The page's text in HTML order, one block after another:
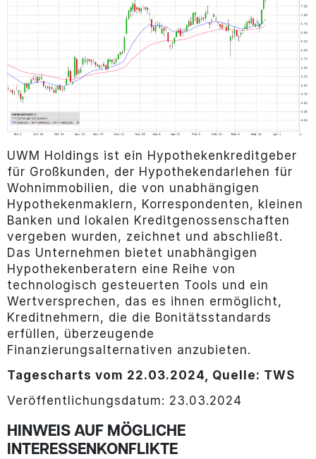
UWM Holdings ist ein Hypothekenkreditgeber
für Großkunden, der Hypothekendarlehen für
Wohnimmobilien, die von unabhängigen
Hypothekenmaklern, Korrespondenten, kleinen
Banken und lokalen Kreditgenossenschaften
vergeben wurden, zeichnet und abschließt.
Das Unternehmen bietet unabhängigen
Hypothekenberatern eine Reihe von
technologisch gesteuerten Tools und ein
Wertversprechen, das es ihnen ermöglicht,
Kreditnehmern, die die Bonitätsstandards
erfüllen, überzeugende
Finanzierungsalternativen anzubieten.
Tagescharts vom 22.03.2024, Quelle: TWS
Veröffentlichungsdatum: 23.03.2024
HINWEIS AUF MÖGLICHE
INTERESSENKONFLIKTE